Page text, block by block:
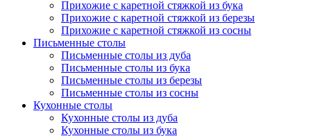
Прихожие с каретной стяжкой из бука
Прихожие с каретной стяжкой из березы
Прихожие с каретной стяжкой из сосны
Письменные столы
Письменные столы из дуба
Письменные столы из бука
Письменные столы из березы
Письменные столы из сосны
Кухонные столы
Кухонные столы из дуба
Кухонные столы из бука